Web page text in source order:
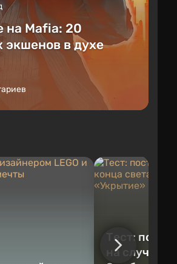
на Mafia: 20
в духе
Тест:
на случай